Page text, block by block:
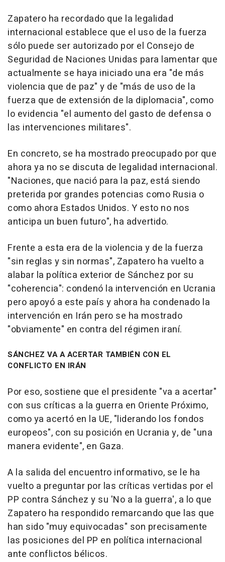
Zapatero ha recordado que la legalidad
internacional establece que el uso de la fuerza
sólo puede ser autorizado por el Consejo de
Seguridad de Naciones Unidas para lamentar que
actualmente se haya iniciado una era "de más
violencia que de paz" y de "más de uso de la
fuerza que de extensión de la diplomacia", como
lo evidencia "el aumento del gasto de defensa o
las intervenciones militares".
En concreto, se ha mostrado preocupado por que
ahora ya no se discuta de legalidad internacional.
"Naciones, que nació para la paz, está siendo
preterida por grandes potencias como Rusia o
como ahora Estados Unidos. Y esto no nos
anticipa un buen futuro", ha advertido.
Frente a esta era de la violencia y de la fuerza
"sin reglas y sin normas", Zapatero ha vuelto a
alabar la política exterior de Sánchez por su
"coherencia": condenó la intervención en Ucrania
pero apoyó a este país y ahora ha condenado la
intervención en Irán pero se ha mostrado
"obviamente" en contra del régimen iraní.
SÁNCHEZ VA A ACERTAR TAMBIÉN CON EL
CONFLICTO EN IRÁN
Por eso, sostiene que el presidente "va a acertar"
con sus críticas a la guerra en Oriente Próximo,
como ya acertó en la UE, "liderando los fondos
europeos", con su posición en Ucrania y, de "una
manera evidente", en Gaza.
A la salida del encuentro informativo, se le ha
vuelto a preguntar por las críticas vertidas por el
PP contra Sánchez y su 'No a la guerra', a lo que
Zapatero ha respondido remarcando que las que
han sido "muy equivocadas" son precisamente
las posiciones del PP en política internacional
ante conflictos bélicos.